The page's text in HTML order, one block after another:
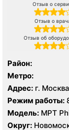
Отзыв о
Отзыв о
Отзыв об
Район:
Метро:
Адрес: г.
д. 1, корп. 8
Режим работы:
Модель: МРТ
Округ: